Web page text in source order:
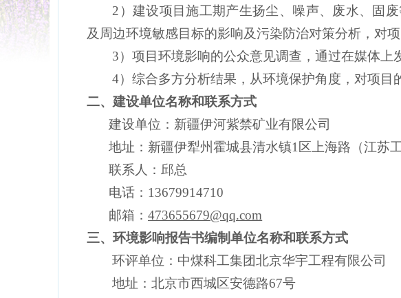
2 ）建设项目施工期产生扬尘、噪声、 废水、固废
及周边环境敏感目标的影响及污染防治对策分析，对
3）项目环境影响的公众意见调查，通过在媒体上
4）综合多方分析结果，从环境保护角度，对项目
二、建设单位名称和联系方式
建设单位： 新疆伊河紫禁矿业有限公司
地址： 新疆伊犁州霍城县清水镇1 区上海路（江苏
联系人：邱总
电话： 13679914710
邮箱：473655679@qq.com
三、环境影响报告书编制单位名称和联系方式
环评单位：中煤科工集团北京华宇工程有限公司
地址：北京市西城区安德路67号